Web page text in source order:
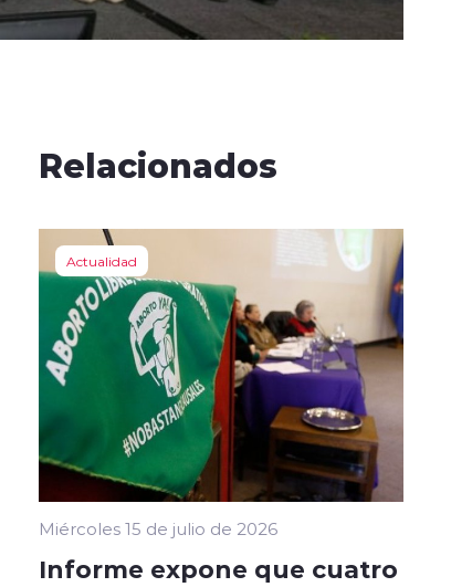
Relacionados
Actualidad
Miércoles 15 de julio de 2026
Informe expone que cuatro